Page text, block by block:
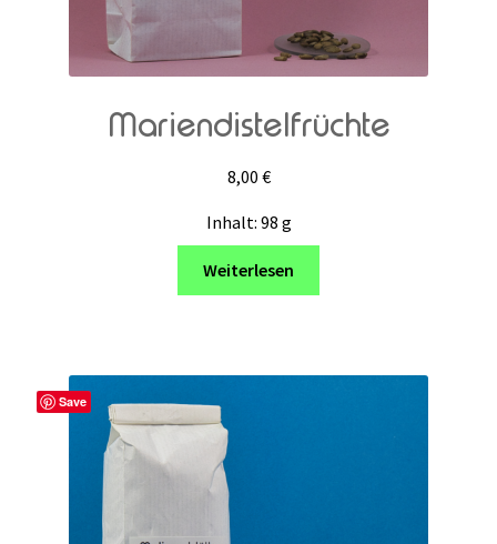
Mariendistelfrüchte
8,00 €
Inhalt: 98 g
Weiterlesen
Save